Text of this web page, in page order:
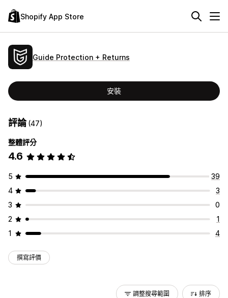
Shopify App Store
Guide Protection + Returns
安裝
評論(47)
整體評分
4.6
5
39
4
3
3
0
2
1
1
4
撰寫評價
調整搜尋範圍 排序